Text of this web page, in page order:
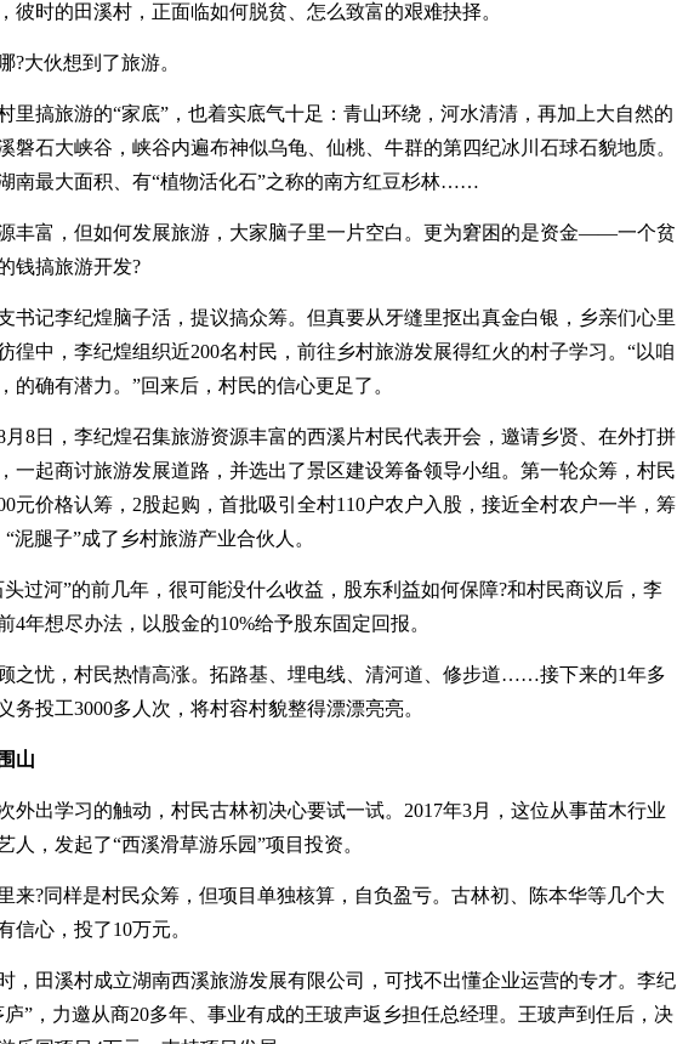
彼时的田溪村，正面临如何脱贫、怎么致富的艰难抉择。
?大伙想到了旅游。
里搞旅游的“家底”，也着实底气十足：青山环绕，河水清清，再加上大自然的
石大峡谷，峡谷内遍布神似乌龟、仙桃、牛群的第四纪冰川石球石貌地质。
南最大面积、有“植物活化石”之称的南方红豆杉林……
丰富，但如何发展旅游，大家脑子里一片空白。更为窘困的是资金——一个贫
钱搞旅游开发?
书记李纪煌脑子活，提议搞众筹。但真要从牙缝里抠出真金白银，乡亲们心里
徨中，李纪煌组织近200名村民，前往乡村旅游发展得红火的村子学习。“以咱
的确有潜力。”回来后，村民的信心更足了。
月8日，李纪煌召集旅游资源丰富的西溪片村民代表开会，邀请乡贤、在外打拼
一起商讨旅游发展道路，并选出了景区建设筹备领导小组。第一轮众筹，村民
元价格认筹，2股起购，首批吸引全村110户农户入股，接近全村农户一半，筹
泥腿子”成了乡村旅游产业合伙人。
头过河”的前几年，很可能没什么收益，股东利益如何保障?和村民商议后，李
4年想尽办法，以股金的10%给予股东固定回报。
之忧，村民热情高涨。拓路基、埋电线、清河道、修步道……接下来的1年多
务投工3000多人次，将村容村貌整得漂漂亮亮。
山
外出学习的触动，村民古林初决心要试一试。2017年3月，这位从事苗木行业
人，发起了“西溪滑草游乐园”项目投资。
来?同样是村民众筹，但项目单独核算，自负盈亏。古林初、陈本华等几个大
信心，投了10万元。
，田溪村成立湖南西溪旅游发展有限公司，可找不出懂企业运营的专才。李纪
庐”，力邀从商20多年、事业有成的王玻声返乡担任总经理。王玻声到任后，决